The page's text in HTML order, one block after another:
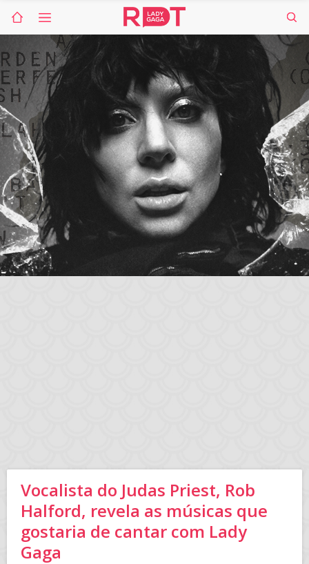
Vocalista do Judas Priest, Rob
Halford, revela as músicas que
gostaria de cantar com Lady
Gaga